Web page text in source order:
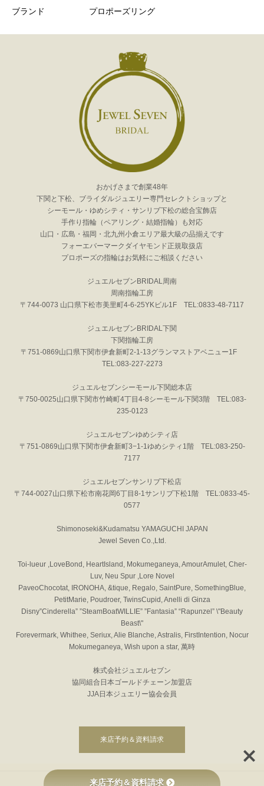
ブランド
プロポーズリング
おかげさまで創業48年
下関と下松、ブライダルジュエリー専門セレクトショップと
シーモール・ゆめシティ・サンリブ下松の総合宝飾店
手作り指輪（ペアリング・結婚指輪）も対応
山口・広島・福岡・北九州小倉エリア最大級の品揃えです
フォーエバーマークダイヤモンド正規取扱店
プロポーズの指輪はお気軽にご相談ください
ジュエルセブンBRIDAL周南
周南指輪工房
〒744-0073 山口県下松市美里町4-6-25YKビル1F TEL:0833-48-7117
ジュエルセブンBRIDAL下関
下関指輪工房
〒751-0869山口県下関市伊倉新町2-1-13グランマストアベニュー1F
TEL:083-227-2273
ジュエルセブンシーモール下関総本店
〒750-0025山口県下関市竹崎町4丁目4-8シーモール下関3階 TEL:083-
235-0123
ジュエルセブンゆめシティ店
〒751-0869山口県下関市伊倉新町3−1-1ゆめシティ1階 TEL:083-250-
7177
ジュエルセブンサンリブ下松店
〒744-0027山口県下松市南花岡6丁目8-1サンリブ下松1階 TEL:0833-45-
0577
Shimonoseki&Kudamatsu YAMAGUCHI JAPAN
Jewel Seven Co.,Ltd.
Toi-lueur ,LoveBond, HeartIsland, Mokumeganeya, AmourAmulet, Cher-
Luv, Neu Spur ,Lore Novel
PaveoChocotat, IRONOHA, &tique, Regalo, SaintPure, SomethingBlue,
PetitMarie, Poudroer, TwinsCupid, Anelli di Ginza
Disny”Cinderella” ”SteamBoatWILLIE” ”Fantasia” “Rapunzel” \"Beauty
Beast\"
Forevermark, Whithee, Seriux, Alie Blanche, Astralis, FirstIntention, Nocur
Mokumeganeya, Wish upon a star, 萬時
株式会社ジュエルセブン
協同組合日本ゴールドチェーン加盟店
JJA日本ジュエリー協会会員
来店予約＆資料請求
来店予約＆資料請求